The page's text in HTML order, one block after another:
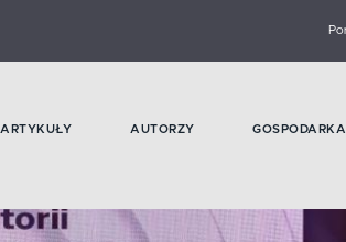
ARTYKUŁY AUTORZY GOSPODARKA